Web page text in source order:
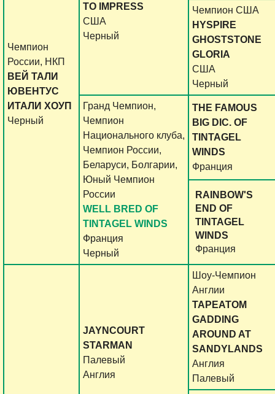
Чемпион
России, НКП
ВЕЙ ТАЛИ
ЮВЕНТУС
ИТАЛИ ХОУП
Черный
TO IMPRESS
США
Черный
Чемпион США
HYSPIRE
GHOSTSTONE
GLORIA
США
Черный
Гранд Чемпион,
Чемпион
Национального клуба,
Чемпион России,
Беларуси, Болгарии,
Юный Чемпион
России
WELL BRED OF
TINTAGEL WINDS
Франция
Черный
THE FAMOUS
BIG DIC. OF
TINTAGEL
WINDS
Франция
RAINBOW'S
END OF
TINTAGEL
WINDS
Франция
JAYNCOURT
STARMAN
Палевый
Англия
Шоу-Чемпион
Англии
TAPEATOM
GADDING
AROUND AT
SANDYLANDS
Англия
Палевый